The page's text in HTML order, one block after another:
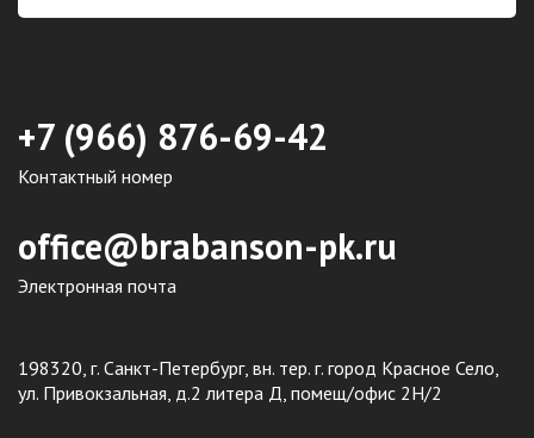
+7 (966) 876-69-42
Контактный номер
office@brabanson-pk.ru
Электронная почта
198320, г. Санкт-Петербург, вн. тер. г. город Красное Село,
ул. Привокзальная, д.2 литера Д, помещ/офис 2Н/2